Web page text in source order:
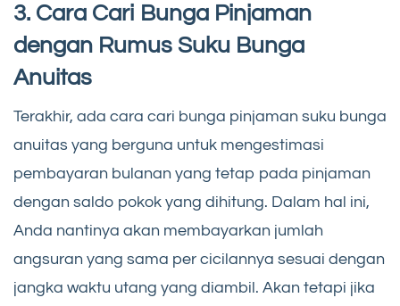
3. Cara Cari Bunga Pinjaman
dengan Rumus Suku Bunga
Anuitas
Terakhir, ada cara cari bunga pinjaman suku bunga
anuitas yang berguna untuk mengestimasi
pembayaran bulanan yang tetap pada pinjaman
dengan saldo pokok yang dihitung. Dalam hal ini,
Anda nantinya akan membayarkan jumlah
angsuran yang sama per cicilannya sesuai dengan
jangka waktu utang yang diambil. Akan tetapi jika